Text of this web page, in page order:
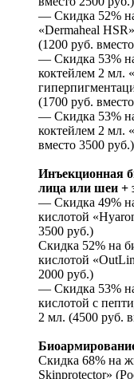
— Скидка 52%
«Dermaheal
(1200 руб.
— Скидка 53%
коктейлем 2 мл.
(1700 руб.
— Скидка 53%
коктейлем 2 мл.
вместо 3500 руб.)
Инъекционная
лица или шеи +
— Скидка 49%
кислотой
3500 руб.)
Скидка 52% на
кислотой
2000 руб.)
— Скидка 53%
кислотой с
2 мл. (4500 руб.
Скидка 68% на
Skinprotector»